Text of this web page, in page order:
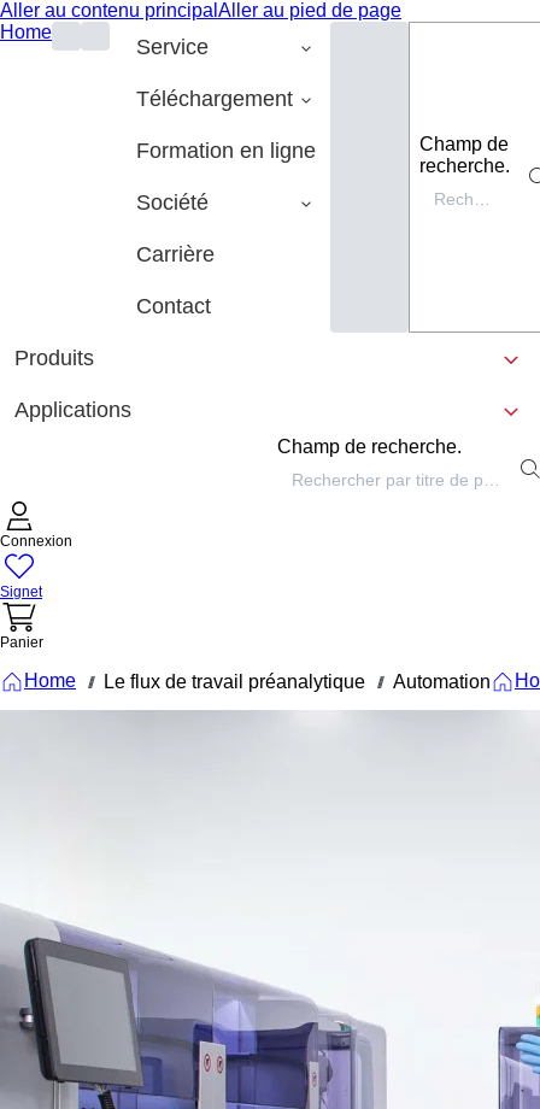
Aller au contenu principal Aller au pied de page
Home
Service
Téléchargement
Formation en ligne
Société
Carrière
Contact
Champ de
recherche.
Produits
Applications
Champ de recherche.
Connexion
Signet
Panier
Home /// Le flux de travail préanalytique /// Automation